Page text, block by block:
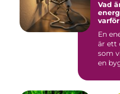
Vad
En
är ett
som
en